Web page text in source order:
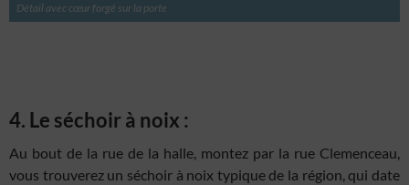
Détail avec cœur forgé sur la porte
4. Le séchoir à noix :
Au bout de la rue de la halle, montez par la rue Clemenceau,
vous trouverez un séchoir à noix typique de la région, qui date